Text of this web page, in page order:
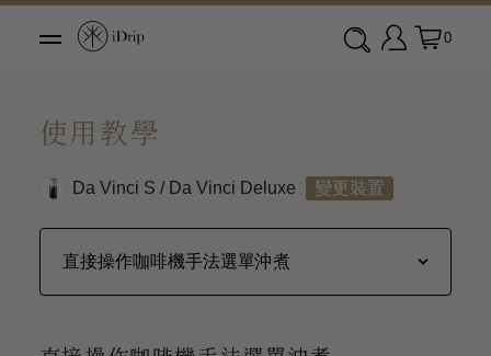
0
使用教學
Da Vinci S / Da Vinci Deluxe 變更裝置